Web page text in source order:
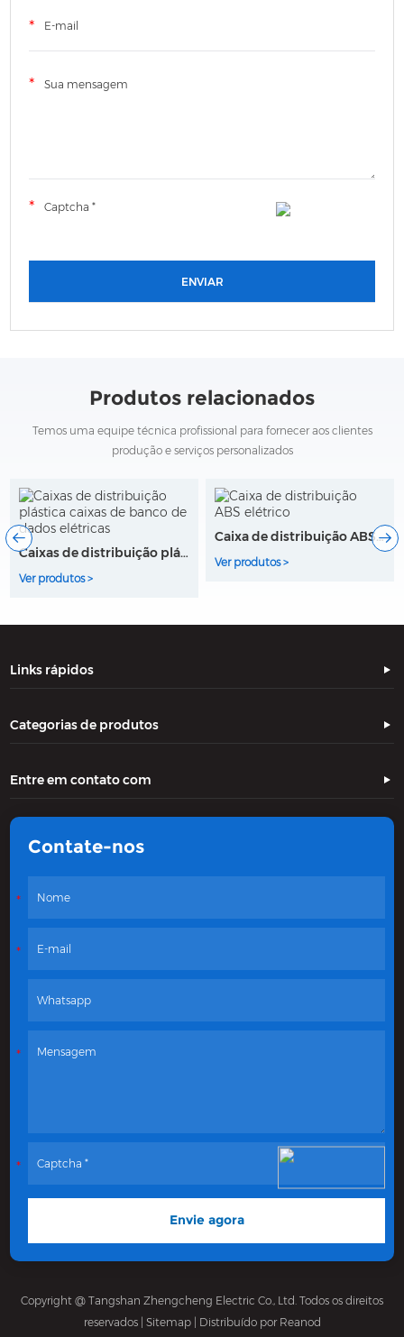
Produtos relacionados
Temos uma equipe técnica profissional para fornecer aos clientes
produção e serviços personalizados
Caixa de distribuição do disjuntor
Ver produtos >
Links rápidos
Categorias de produtos
Entre em contato com
Contate-nos
Copyright @ Tangshan Zhengcheng Electric Co., Ltd. Todos os direitos
reservados | Sitemap| Distribuído por Reanod